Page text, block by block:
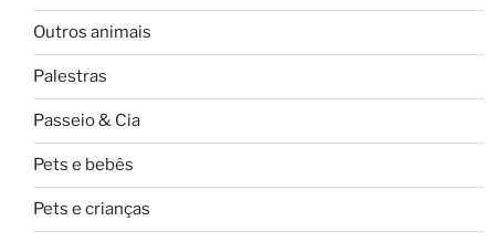
Outros animais
Palestras
Passeio & Cia
Pets e bebês
Pets e crianças